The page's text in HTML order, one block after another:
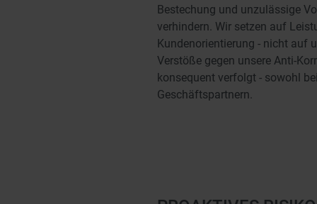
Bestechung und unzulässige
verhindern. Wir setzen auf
Kundenorientierung - nicht auf
Verstöße gegen unsere Anti-
konsequent verfolgt - sowohl
Geschäftspartnern.